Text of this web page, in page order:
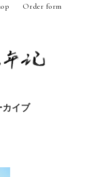
Order form
イブ